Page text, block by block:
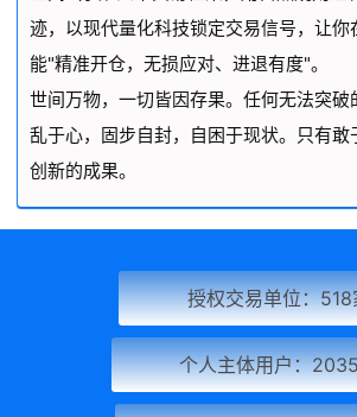
迹，以现代量化科技锁定交易信号，让你
能"精准开仓，无损应对、进退有度"。
世间万物，一切皆因存果。任何无法突破
乱于心，固步自封，自困于现状。只有敢
创新的成果。
授权交易单位：518
个人主体用户：